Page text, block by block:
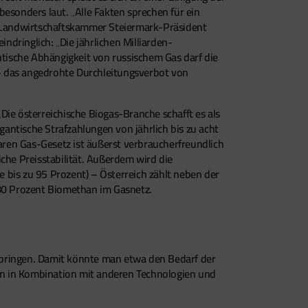
laut. „Alle Fakten sprechen für ein
Steiermark-Präsident
„Die jährlichen Milliarden-
Abhängigkeit von russischem Gas darf die
angedrohte Durchleitungsverbot von
österreichische Biogas-Branche schafft es als
Strafzahlungen von jährlich bis zu acht
Gas-Gesetz ist äußerst verbraucherfreundlich
Preisstabilität. Außerdem wird die
zu 95 Prozent) – Österreich zählt neben der
Prozent Biomethan im Gasnetz.
Damit könnte man etwa den Bedarf der
in Kombination mit anderen Technologien und